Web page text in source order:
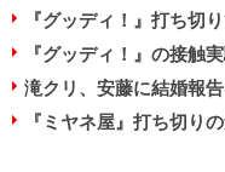
『グッディ！』打ち切
『グッディ！』の接触
滝クリ、安藤に結婚報
『ミヤネ屋』打ち切り